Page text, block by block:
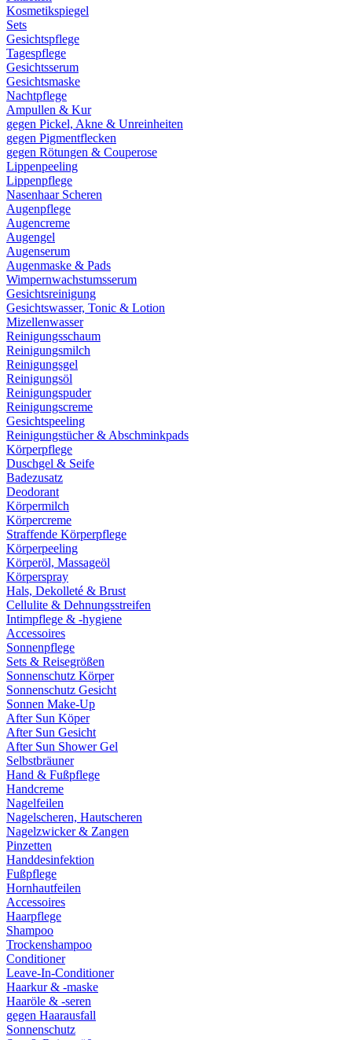
Kosmetikspiegel
Sets
Gesichtspflege
Tagespflege
Gesichtsserum
Gesichtsmaske
Nachtpflege
Ampullen & Kur
gegen Pickel, Akne & Unreinheiten
gegen Pigmentflecken
gegen Rötungen & Couperose
Lippenpeeling
Lippenpflege
Nasenhaar Scheren
Augenpflege
Augencreme
Augengel
Augenserum
Augenmaske & Pads
Wimpernwachstumsserum
Gesichtsreinigung
Gesichtswasser, Tonic & Lotion
Mizellenwasser
Reinigungsschaum
Reinigungsmilch
Reinigungsgel
Reinigungsöl
Reinigungspuder
Reinigungscreme
Gesichtspeeling
Reinigungstücher & Abschminkpads
Körperpflege
Duschgel & Seife
Badezusatz
Deodorant
Körpermilch
Körpercreme
Straffende Körperpflege
Körperpeeling
Körperöl, Massageöl
Körperspray
Hals, Dekolleté & Brust
Cellulite & Dehnungsstreifen
Intimpflege & -hygiene
Accessoires
Sonnenpflege
Sets & Reisegrößen
Sonnenschutz Körper
Sonnenschutz Gesicht
Sonnen Make-Up
After Sun Köper
After Sun Gesicht
After Sun Shower Gel
Selbstbräuner
Hand & Fußpflege
Handcreme
Nagelfeilen
Nagelscheren, Hautscheren
Nagelzwicker & Zangen
Pinzetten
Handdesinfektion
Fußpflege
Hornhautfeilen
Accessoires
Haarpflege
Shampoo
Trockenshampoo
Conditioner
Leave-In-Conditioner
Haarkur & -maske
Haaröle & -seren
gegen Haarausfall
Sonnenschutz